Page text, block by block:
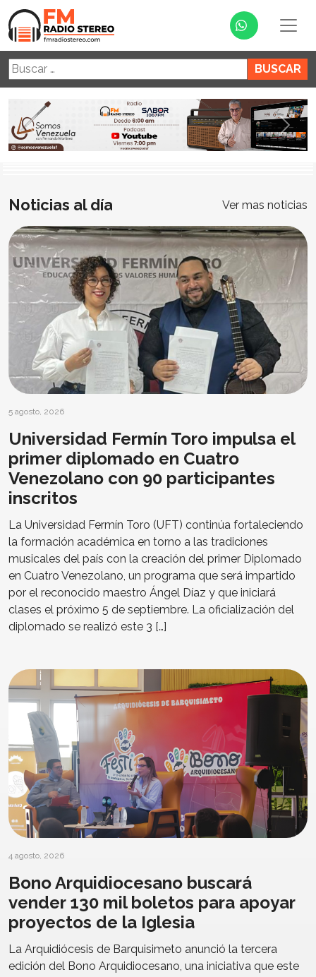
Buscar:
Anterior
Noticias al día Ver mas noticias
5 agosto, 2026
Universidad Fermín Toro impulsa el
primer diplomado en Cuatro
Venezolano con 90 participantes
inscritos
La Universidad Fermín Toro (UFT) continúa fortaleciendo
la formación académica en torno a las tradiciones
musicales del país con la creación del primer Diplomado
en Cuatro Venezolano, un programa que será impartido
por el reconocido maestro Ángel Díaz y que iniciará
clases el próximo 5 de septiembre. La oficialización del
diplomado se realizó este 3 […]
4 agosto, 2026
Bono Arquidiocesano buscará
vender 130 mil boletos para apoyar
proyectos de la Iglesia
La Arquidiócesis de Barquisimeto anunció la tercera
edición del Bono Arquidiocesano, una iniciativa que este